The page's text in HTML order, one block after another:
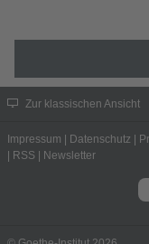
Zur klassischen Ansicht
Impressum Datenschutz
RSS Newsletter